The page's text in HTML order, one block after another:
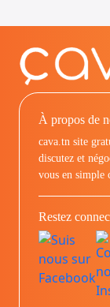
À propos de
cava.tn site
discutez et
vous en simple
Restez